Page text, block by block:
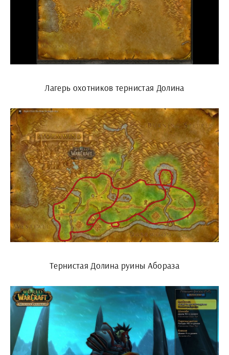
Лагерь охотников тернистая Долина
Тернистая Долина руины Абораза